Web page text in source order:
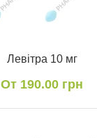
Левітра 10 мг
От 190.00 грн